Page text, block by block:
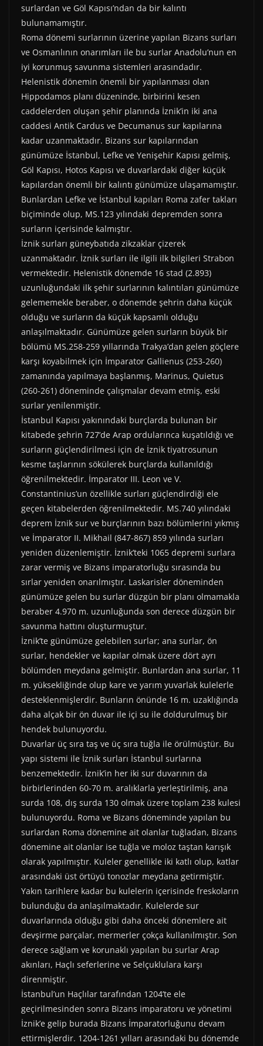
surlardan ve Göl Kapısı’ndan da bir kalıntı
bulunamamıştır.
Roma dönemi surlarının üzerine yapılan Bizans surları
ve Osmanlının onarımları ile bu surlar Anadolu’nun en
iyi korunmuş savunma sistemleri arasındadır.
Helenistik dönemin önemli bir yapılanması olan
Hippodamos planı düzeninde, birbirini kesen
caddelerden oluşan şehir planında İznik’in iki ana
caddesi Antik Cardus ve Decumanus sur kapılarına
kadar uzanmaktadır. Bizans sur kapılarından
günümüze İstanbul, Lefke ve Yenişehir Kapısı gelmiş,
Göl Kapısı, Hotos Kapısı ve duvarlardaki diğer küçük
kapılardan önemli bir kalıntı günümüze ulaşamamıştır.
Bunlardan Lefke ve İstanbul kapıları Roma zafer takları
biçiminde olup, MS.123 yılındaki depremden sonra
surların içerisinde kalmıştır.
İznik surları güneybatıda zikzaklar çizerek
uzanmaktadır. İznik surları ile ilgili ilk bilgileri Strabon
vermektedir. Helenistik dönemde 16 stad (2.893)
uzunluğundaki ilk şehir surlarının kalıntıları günümüze
gelememekle beraber, o dönemde şehrin daha küçük
olduğu ve surların da küçük kapsamlı olduğu
anlaşılmaktadır. Günümüze gelen surların büyük bir
bölümü MS.258-259 yıllarında Trakya’dan gelen göçlere
karşı koyabilmek için İmparator Gallienus (253-260)
zamanında yapılmaya başlanmış, Marinus, Quietus
(260-261) döneminde çalışmalar devam etmiş, eski
surlar yenilenmiştir.
İstanbul Kapısı yakınındaki burçlarda bulunan bir
kitabede şehrin 727’de Arap ordularınca kuşatıldığı ve
surların güçlendirilmesi için de İznik tiyatrosunun
kesme taşlarının sökülerek burçlarda kullanıldığı
öğrenilmektedir. İmparator III. Leon ve V.
Constantinius’un özellikle surları güçlendirdiği ele
geçen kitabelerden öğrenilmektedir. MS.740 yılındaki
deprem İznik sur ve burçlarının bazı bölümlerini yıkmış
ve İmparator II. Mikhail (847-867) 859 yılında surları
yeniden düzenlemiştir. İznik’teki 1065 depremi surlara
zarar vermiş ve Bizans imparatorluğu sırasında bu
sırlar yeniden onarılmıştır. Laskarisler döneminden
günümüze gelen bu surlar düzgün bir planı olmamakla
beraber 4.970 m. uzunluğunda son derece düzgün bir
savunma hattını oluşturmuştur.
İznik’te günümüze gelebilen surlar; ana surlar, ön
surlar, hendekler ve kapılar olmak üzere dört ayrı
bölümden meydana gelmiştir. Bunlardan ana surlar, 11
m. yüksekliğinde olup kare ve yarım yuvarlak kulelerle
desteklenmişlerdir. Bunların önünde 16 m. uzaklığında
daha alçak bir ön duvar ile içi su ile doldurulmuş bir
hendek bulunuyordu.
Duvarlar üç sıra taş ve üç sıra tuğla ile örülmüştür. Bu
yapı sistemi ile İznik surları İstanbul surlarına
benzemektedir. İznik’in her iki sur duvarının da
birbirlerinden 60-70 m. aralıklarla yerleştirilmiş, ana
surda 108, dış surda 130 olmak üzere toplam 238 kulesi
bulunuyordu. Roma ve Bizans döneminde yapılan bu
surlardan Roma dönemine ait olanlar tuğladan, Bizans
dönemine ait olanlar ise tuğla ve moloz taştan karışık
olarak yapılmıştır. Kuleler genellikle iki katlı olup, katlar
arasındaki üst örtüyü tonozlar meydana getirmiştir.
Yakın tarihlere kadar bu kulelerin içerisinde freskoların
bulunduğu da anlaşılmaktadır. Kulelerde sur
duvarlarında olduğu gibi daha önceki dönemlere ait
devşirme parçalar, mermerler çokça kullanılmıştır. Son
derece sağlam ve korunaklı yapılan bu surlar Arap
akınları, Haçlı seferlerine ve Selçuklulara karşı
direnmiştir.
İstanbul’un Haçlılar tarafından 1204’te ele
geçirilmesinden sonra Bizans imparatoru ve yönetimi
İznik’e gelip burada Bizans İmparatorluğunu devam
ettirmişlerdir. 1204-1261 yılları arasındaki bu dönemde